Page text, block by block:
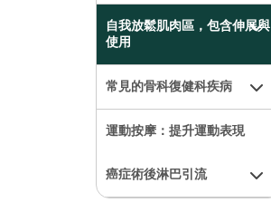
自我放鬆肌肉區，包含伸展與
使用
常見的骨科復健科疾病
運動按摩：提升運動表現
癌症術後淋巴引流